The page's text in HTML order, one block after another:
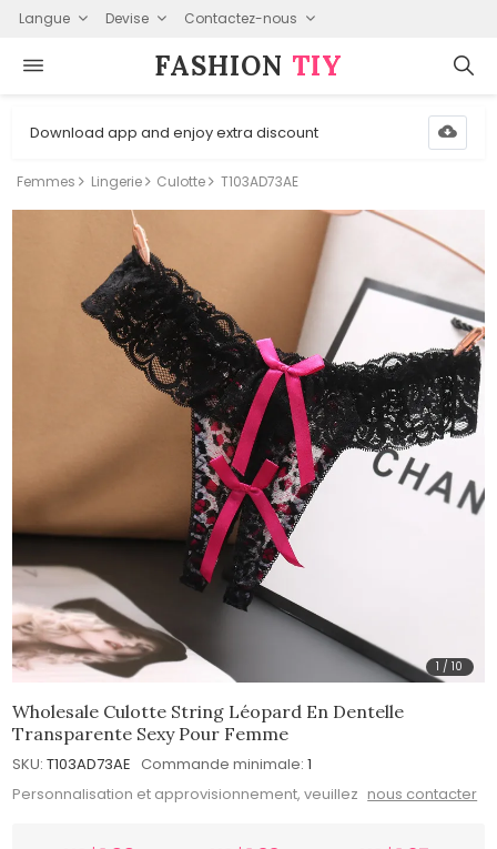
Langue Devise Contactez-nous
FASHION⁠ TIY
Download app and enjoy extra discount
Femmes Lingerie Culotte T103AD73AE
1 /10
Wholesale Culotte String Léopard En Dentelle
Transparente Sexy Pour Femme
SKU: T103AD73AE Commande minimale: 1
Personnalisation et approvisionnement, veuillez nous contacter